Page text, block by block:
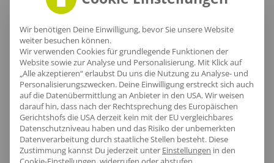
Lieferzeit
[jgm-review-widget]
Wir benötigen Deine Einwilligung, bevor Sie unsere Website
weiter besuchen können.
Wir verwenden Cookies für grundlegende Funktionen der
Website sowie zur Analyse und Personalisierung. Mit Klick auf
„Alle akzeptieren“ erlaubst Du uns die Nutzung zu Analyse- und
Personalisierungszwecken. Deine Einwilligung erstreckt sich auch
auf die Datenübermittlung an Anbieter in den USA. Wir weisen
darauf hin, dass nach der Rechtsprechung des Europäischen
Gerichtshofs die USA derzeit kein mit der EU vergleichbares
Datenschutzniveau haben und das Risiko der unbemerkten
Datenverarbeitung durch staatliche Stellen besteht. Diese
Zustimmung kannst Du jederzeit unter Einstellungen in den